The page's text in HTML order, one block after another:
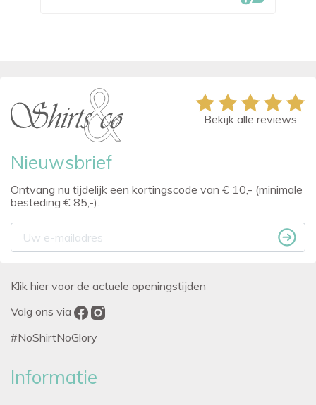
Nieuwsbrief
Ontvang nu tijdelijk een kortingscode van € 10,- (minimale
besteding € 85,-).
Bekijk alle reviews
Klik hier voor de actuele openingstijden
Volg ons via
#NoShirtNoGlory
Informatie